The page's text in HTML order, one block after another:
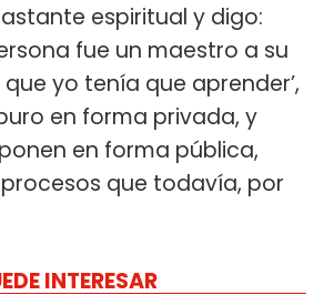
espiritual y digo:
fue un maestro a su
yo tenía que aprender’,
en forma privada, y
en forma pública,
que todavía, por
INTERESAR